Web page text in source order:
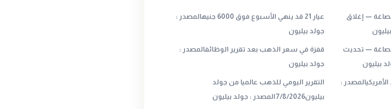
في الصاغة — إغلاق
عيار 21 قد ينهي الأسبوع فوق 6000 جنيهالمصدر :
جولد بيليون
في الصاغة — تحديث
بيليون
قفزة في سعر الذهب بعد تقرير الوظائفالمصدر :
جولد بيليون
:
التقرير اليومي للذهب عالميا من جولد
بيليون7/8/2026المصدر : جولد بيليون